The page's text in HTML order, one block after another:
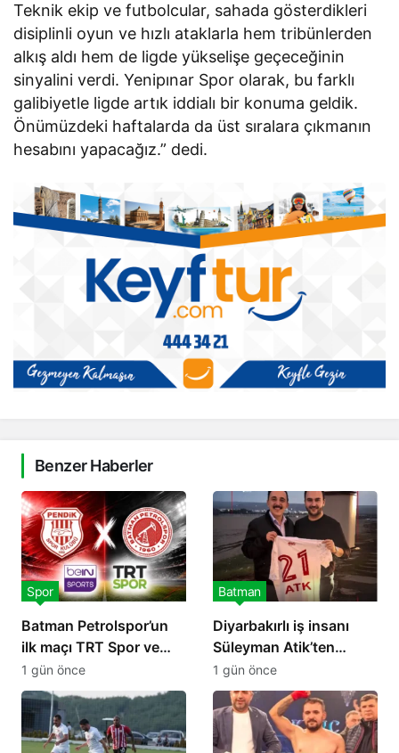
Teknik ekip ve futbolcular, sahada gösterdikleri
disiplinli oyun ve hızlı ataklarla hem tribünlerden
alkış aldı hem de ligde yükselişe geçeceğinin
sinyalini verdi. Yenipınar Spor olarak, bu farklı
galibiyetle ligde artık iddialı bir konuma geldik.
Önümüzdeki haftalarda da üst sıralara çıkmanın
hesabını yapacağız.” dedi.
Benzer Haberler
Batman Petrolspor’un
ilk maçı TRT Spor ve
Beın Sports’ta canlı
yayınlanacak
Spor
1 gün önce
Diyarbakırlı iş insanı
Süleyman Atik’ten
Petrolspor’a 2 Milyon TL
destek
Batman
1 gün önce